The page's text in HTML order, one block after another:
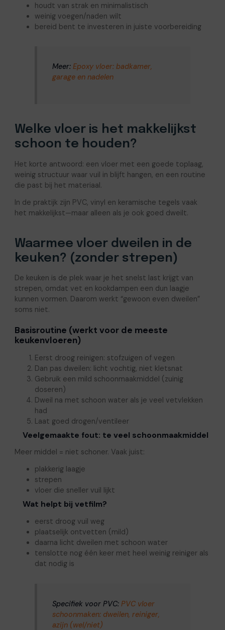
houdt van strak en minimalistisch
weinig voegen/naden wilt
bereid bent te investeren in juiste voorbereiding
Meer: Epoxy vloer: badkamer,
garage en nadelen
Welke vloer is het makkelijkst
schoon te houden?
Het korte antwoord: een vloer met een goede toplaag,
weinig structuur waar vuil in blijft hangen, en een routine
die past bij het materiaal.
In de praktijk zijn PVC, vinyl en keramische tegels vaak
het makkelijkst—maar alleen als je ook goed dweilt.
Waarmee vloer dweilen in de
keuken? (zonder strepen)
De keuken is de plek waar je het snelst last krijgt van
strepen, omdat vet en kookdampen een dun laagje
kunnen vormen. Daarom werkt “gewoon even dweilen”
soms niet.
Basisroutine (werkt voor de meeste
keukenvloeren)
Eerst droog reinigen: stofzuigen of vegen
Dan pas dweilen: licht vochtig, niet kletsnat
Gebruik een mild schoonmaakmiddel (zuinig
doseren)
Dweil na met schoon water als je veel vetvlekken
had
Laat goed drogen/ventileer
Veelgemaakte fout: te veel schoonmaakmiddel
Meer middel = niet schoner. Vaak juist:
plakkerig laagje
strepen
vloer die sneller vuil lijkt
Wat helpt bij vetfilm?
eerst droog vuil weg
plaatselijk ontvetten (mild)
daarna licht dweilen met schoon water
tenslotte nog één keer met heel weinig reiniger als
dat nodig is
Specifiek voor PVC: PVC vloer
schoonmaken: dweilen, reiniger,
azijn (wel/niet)